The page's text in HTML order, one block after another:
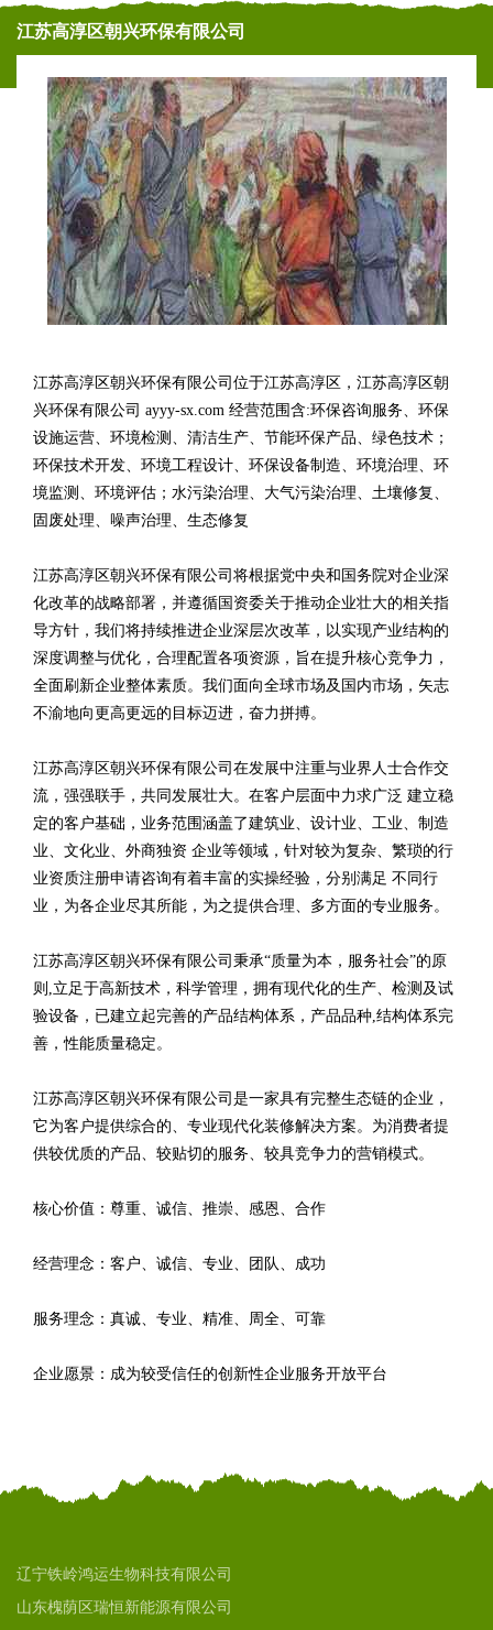
江苏高淳区朝兴环保有限公司
江苏高淳区朝兴环保有限公司位于江苏高淳区，江苏高淳区朝
兴环保有限公司 ayyy-sx.com 经营范围含:环保咨询服务、环保
设施运营、环境检测、清洁生产、节能环保产品、绿色技术；
环保技术开发、环境工程设计、环保设备制造、环境治理、环
境监测、环境评估；水污染治理、大气污染治理、土壤修复、
固废处理、噪声治理、生态修复
江苏高淳区朝兴环保有限公司将根据党中央和国务院对企业深
化改革的战略部署，并遵循国资委关于推动企业壮大的相关指
导方针，我们将持续推进企业深层次改革，以实现产业结构的
深度调整与优化，合理配置各项资源，旨在提升核心竞争力，
全面刷新企业整体素质。我们面向全球市场及国内市场，矢志
不渝地向更高更远的目标迈进，奋力拼搏。
江苏高淳区朝兴环保有限公司在发展中注重与业界人士合作交
流，强强联手，共同发展壮大。在客户层面中力求广泛 建立稳
定的客户基础，业务范围涵盖了建筑业、设计业、工业、制造
业、文化业、外商独资 企业等领域，针对较为复杂、繁琐的行
业资质注册申请咨询有着丰富的实操经验，分别满足 不同行
业，为各企业尽其所能，为之提供合理、多方面的专业服务。
江苏高淳区朝兴环保有限公司秉承“质量为本，服务社会”的原
则,立足于高新技术，科学管理，拥有现代化的生产、检测及试
验设备，已建立起完善的产品结构体系，产品品种,结构体系完
善，性能质量稳定。
江苏高淳区朝兴环保有限公司是一家具有完整生态链的企业，
它为客户提供综合的、专业现代化装修解决方案。为消费者提
供较优质的产品、较贴切的服务、较具竞争力的营销模式。
核心价值：尊重、诚信、推崇、感恩、合作
经营理念：客户、诚信、专业、团队、成功
服务理念：真诚、专业、精准、周全、可靠
企业愿景：成为较受信任的创新性企业服务开放平台
辽宁铁岭鸿运生物科技有限公司
山东槐荫区瑞恒新能源有限公司